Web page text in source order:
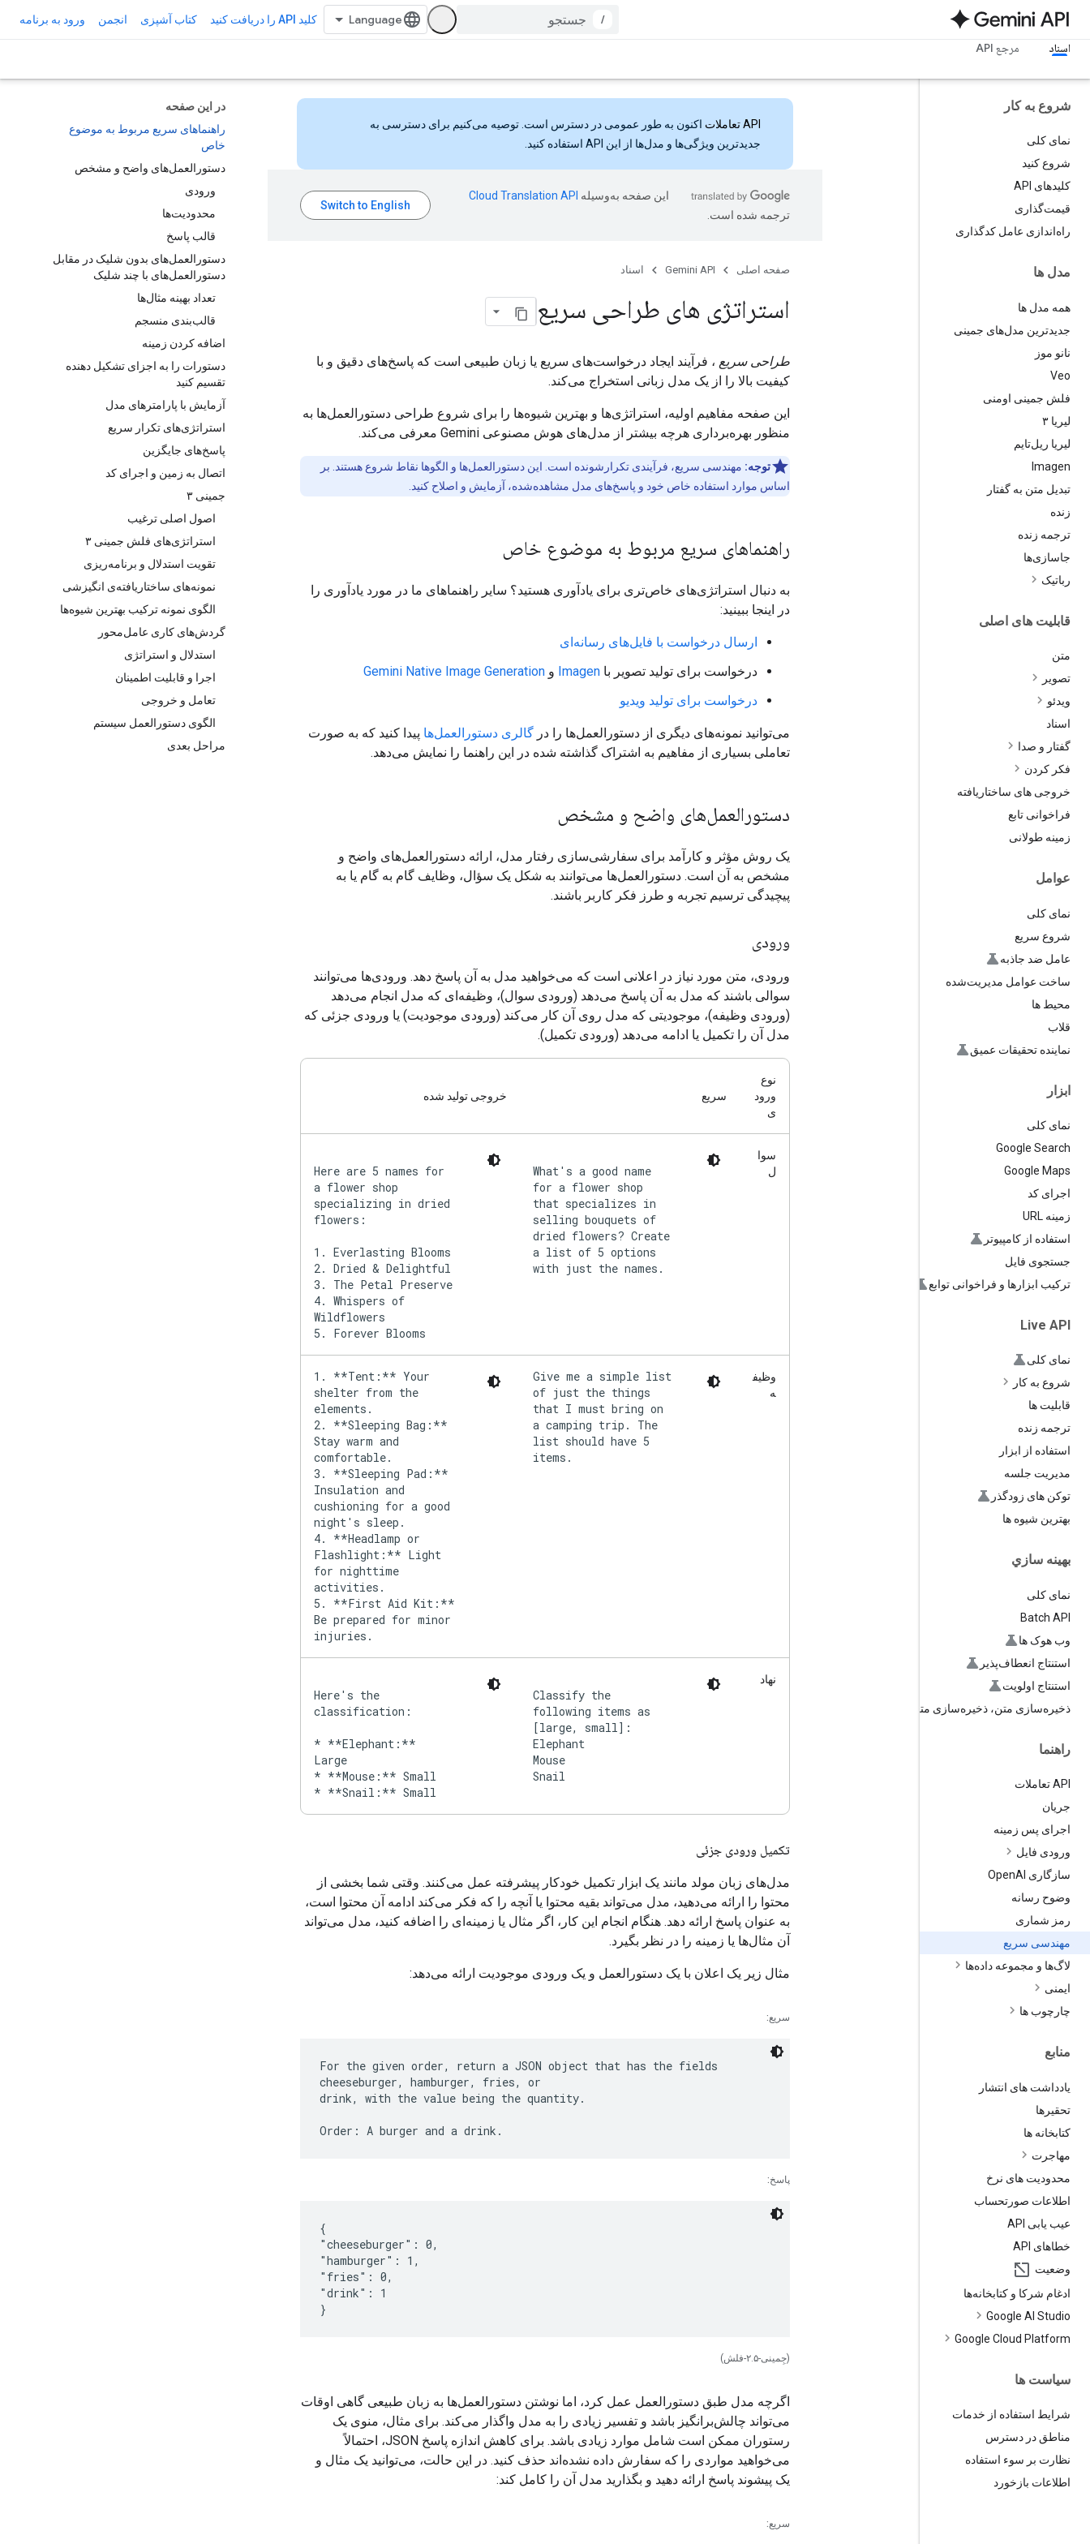
/ کلید API را دریافت کنید کتاب آشپزی انجمن ورود به برنامه
اسناد مرجع API
شروع به کار
نمای کلی
شروع کنید
کلیدهای API
قیمت‌گذاری
راه‌اندازی عامل کدگذاری
مدل ها
همه مدل ها
جدیدترین مدل‌های جمینی
نانو موز
Veo
فلش جمینی اومنی
لیریا ۳
لیریا ریل‌تایم
Imagen
تبدیل متن به گفتار
زنده
ترجمه زنده
جاسازی‌ها
رباتیک
قابلیت های اصلی
متن
تصویر
ویدئو
اسناد
گفتار و صدا
فکر کردن
خروجی های ساختاریافته
فراخوانی تابع
زمینه طولانی
عوامل
نمای کلی
شروع سریع
عامل ضد جاذبه
ساخت عوامل مدیریت‌شده
محیط ها
قلاب
نماینده تحقیقات عمیق
ابزار
نمای کلی
Google Search
Google Maps
اجرای کد
زمینه URL
استفاده از کامپیوتر
جستجوی فایل
ترکیب ابزارها و فراخوانی توابع
Live API
نمای کلی
شروع به کار
قابلیت ها
ترجمه زنده
استفاده از ابزار
مدیریت جلسه
توکن های زودگذر
بهترین شیوه ها
بهينه سازي
نمای کلی
Batch API
وب هوک ها
استنتاج انعطاف‌پذیر
استنتاج اولویت
ذخیره‌سازی متن، ذخیره‌سازی متن
راهنما
API تعاملات
جریان
اجرای پس زمینه
ورودی فایل
سازگاری Open AI
وضوح رسانه
رمز شماری
مهندسی سریع
لاگ‌ها و مجموعه داده‌ها
ایمنی
چارچوب ها
منابع
یادداشت های انتشار
تحقیرها
کتابخانه ها
مهاجرت
محدودیت های نرخ
اطلاعات صورتحساب
عیب یابی API
خطاهای API
وضعیت
ادغام شرکا و کتابخانه‌ها
Google AI Studio
Google Cloud Platform
سیاست ها
شرایط استفاده از خدمات
مناطق در دسترس
نظارت بر سوء استفاده
اطلاعات بازخورد
در این صفحه
راهنماهای سریع مربوط به موضوع
خاص
دستورالعمل‌های واضح و مشخص
ورودی
محدودیت‌ها
قالب پاسخ
دستورالعمل‌های بدون شلیک در مقابل
دستورالعمل‌های با چند شلیک
تعداد بهینه مثال‌ها
قالب‌بندی منسجم
اضافه کردن زمینه
دستورات را به اجزای تشکیل دهنده
تقسیم کنید
آزمایش با پارامترهای مدل
استراتژی‌های تکرار سریع
پاسخ‌های جایگزین
اتصال به زمین و اجرای کد
جمینی ۳
اصول اصلی ترغیب
استراتژی‌های فلش جمینی ۳
تقویت استدلال و برنامه‌ریزی
نمونه‌های ساختاریافته‌ی انگیزشی
الگوی نمونه ترکیب بهترین شیوه‌ها
گردش‌های کاری عامل‌محور
استدلال و استراتژی
اجرا و قابلیت اطمینان
تعامل و خروجی
الگوی دستورالعمل سیستم
مراحل بعدی
API تعاملات
اکنون به طور عمومی در دسترس است. توصیه می‌کنیم برای دسترسی به
جدیدترین ویژگی‌ها و مدل‌ها از این API استفاده کنید.
این صفحه به‌وسیله
ترجمه شده است.
صفحه اصلی Gemini API اسناد
استراتژی های طراحی سریع
طراحی سریع ، فرآیند ایجاد درخواست‌های سریع یا زبان طبیعی است که پاسخ‌های دقیق و با
کیفیت بالا را از یک مدل زبانی استخراج می‌کند.
این صفحه مفاهیم اولیه، استراتژی‌ها و بهترین شیوه‌ها را برای شروع طراحی دستورالعمل‌ها به
منظور بهره‌برداری هرچه بیشتر از مدل‌های هوش مصنوعی Gemini معرفی می‌کند.
توجه: مهندسی سریع، فرآیندی تکرارشونده است. این دستورالعمل‌ها و الگوها نقاط شروع هستند. بر
اساس موارد استفاده خاص خود و پاسخ‌های مدل مشاهده‌شده، آزمایش و اصلاح کنید.
راهنماهای سریع مربوط به موضوع خاص
به دنبال استراتژی‌های خاص‌تری برای یادآوری هستید؟ سایر راهنماهای ما در مورد یادآوری را
در اینجا ببینید:
ارسال درخواست با فایل‌های رسانه‌ای
درخواست برای تولید تصویر با Imagen و Gemini Native Image Generation
درخواست برای تولید ویدیو
می‌توانید نمونه‌های دیگری از دستورالعمل‌ها را در گالری دستورالعمل‌ها پیدا کنید که به صورت
تعاملی بسیاری از مفاهیم به اشتراک گذاشته شده در این راهنما را نمایش می‌دهد.
دستورالعمل‌های واضح و مشخص
یک روش مؤثر و کارآمد برای سفارشی‌سازی رفتار مدل، ارائه دستورالعمل‌های واضح و
مشخص به آن است. دستورالعمل‌ها می‌توانند به شکل یک سؤال، وظایف گام به گام یا به
پیچیدگی ترسیم تجربه و طرز فکر کاربر باشند.
ورودی
ورودی، متن مورد نیاز در اعلانی است که می‌خواهید مدل به آن پاسخ دهد. ورودی‌ها می‌توانند
سوالی باشند که مدل به آن پاسخ می‌دهد (ورودی سوال)، وظیفه‌ای که مدل انجام می‌دهد
(ورودی وظیفه)، موجودیتی که مدل روی آن کار می‌کند (ورودی موجودیت) یا ورودی جزئی که
مدل آن را تکمیل یا ادامه می‌دهد (ورودی تکمیل).
نوع
ورود
ی
سریع خروجی تولید شده
سوا
ل
What's a good name
for a flower shop
that specializes in
selling bouquets of
dried flowers? Create
a list of 5 options
with just the names.
Here are 5 names for
a flower shop
specializing in dried
flowers:
1. Everlasting Blooms
2. Dried & Delightful
3. The Petal Preserve
4. Whispers of
Wildflowers
وظیف
ه
Give me a simple list
of just the things
that I must bring on
a camping trip. The
list should have 5
items.
1. **Tent:** Your
shelter from the
elements.
2. **Sleeping Bag:**
Stay warm and
comfortable.
3. **Sleeping Pad:**
Insulation and
cushioning for a good
night's sleep.
4. **Headlamp or
Flashlight:** Light
for nighttime
activities.
5. **First Aid Kit:**
Be prepared for minor
injuries.
نهاد
Classify the
following items as
[large, small]:
Elephant
Mouse
Snail
Here's the
classification:
* **Elephant:**
Large
* **Mouse:** Small
تکمیل ورودی جزئی
مدل‌های زبان مولد مانند یک ابزار تکمیل خودکار پیشرفته عمل می‌کنند. وقتی شما بخشی از
محتوا را ارائه می‌دهید، مدل می‌تواند بقیه محتوا یا آنچه را که فکر می‌کند ادامه آن محتوا است،
به عنوان پاسخ ارائه دهد. هنگام انجام این کار، اگر مثال یا زمینه‌ای را اضافه کنید، مدل می‌تواند
آن مثال‌ها یا زمینه را در نظر بگیرد.
مثال زیر یک اعلان با یک دستورالعمل و یک ورودی موجودیت ارائه می‌دهد:
سریع:
For the given order, return a JSON object that has the fields
cheeseburger, hamburger, fries, or
drink, with the value being the quantity.
پاسخ:
{
"cheeseburger": 0,
"hamburger": 1,
"fries": 0,
"drink": 1
(جِمینی-۲.۵-فلش)
اگرچه مدل طبق دستورالعمل عمل کرد، اما نوشتن دستورالعمل‌ها به زبان طبیعی گاهی اوقات
می‌تواند چالش‌برانگیز باشد و تفسیر زیادی را به مدل واگذار می‌کند. برای مثال، منوی یک
رستوران ممکن است شامل موارد زیادی باشد. برای کاهش اندازه پاسخ JSON، احتمالاً
می‌خواهید مواردی را که سفارش داده نشده‌اند حذف کنید. در این حالت، می‌توانید یک مثال و
یک پیشوند پاسخ ارائه دهید و بگذارید مدل آن را کامل کند:
سریع: